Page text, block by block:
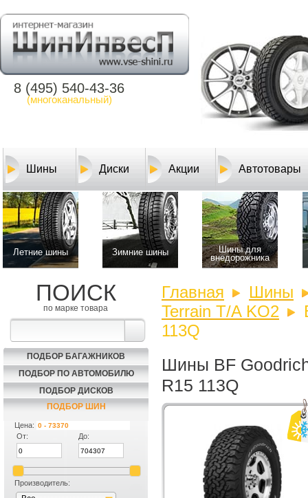
8 (495) 540-43-36
(многоканальный)
Шины Диски Акции Автотовары
Летние шины Зимние шины
Шины для
внедорожника
ПОИСК
по марке товара
ПОДБОР БАГАЖНИКОВ
ПОДБОР ПО АВТОМОБИЛЮ
ПОДБОР ДИСКОВ
ПОДБОР ШИН
Цена:
От:
До:
Производитель:
Главная
Шины
Terrain T/A KO2
113Q
Шины BF
R15 113Q